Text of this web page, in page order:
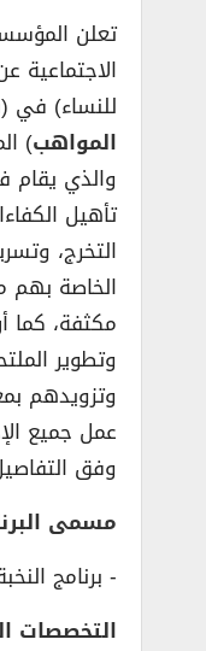
تعلن
الاجتماعية
للنساء) في (
المواهب
والذي
تأهيل
التخرج،
الخاصة بهم
مكثفة، كما
وتطوير
وتزويدهم
عمل جميع
وفق
مسمى
­- برنامج
التخصصات